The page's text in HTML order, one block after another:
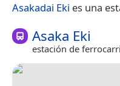
Asakadai Eki es una
Asaka Eki
estación de